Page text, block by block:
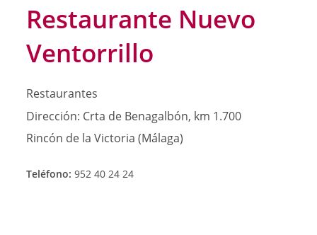
Restaurante Nuevo
Ventorrillo
Restaurantes
Dirección: Crta de Benagalbón, km 1.700
Rincón de la Victoria (Málaga)
Teléfono: 952 40 24 24